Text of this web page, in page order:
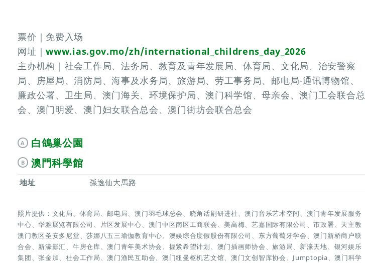
票价｜免费入场
网址｜www.ias.gov.mo/zh/international_childrens_day_2026
主办机构｜社会工作局、法务局、教育及青年发展局、体育局、文化局、治安警察
局、房屋局、消防局、海事及水务局、旅游局、劳工事务局、邮电局-通讯博物馆、
廉政公署、卫生局、澳门海关、环境保护局、澳门科学馆、母亲会、澳门工会联合总
会、澳门明爱、澳门妇女联合总会、澳门街坊会联合总会
A 白鴿巢公園
B 澳門科學館
地址 孫逸仙大馬路
照片提供：文化局、体育局、邮电局、澳门羽毛球总会、晓角话剧研进社、澳门音乐艺术空间、澳门青年发展服务
中心、华雅展览有限公司、片区发展中心、澳门中区南区工商联会、美高梅、艺嘉国际有限公司、市政署、天主教
澳门教区圣安多尼堂、莎娜八五三瑜伽教育中心、澳娱综合度假股份有限公司、东方葡萄牙学会、澳门新桥商户联
合会、新濠影汇、牛房仓库、澳门青年美术协会、握紧希望计划、澳门插画师协会、旅游局、新濠天地、银河娱乐
集团、张金加、社会工作局、澳门渔民互助会、澳门纽曼枢机艺文馆、澳门文创智库协会、Jumptopia、澳门科学